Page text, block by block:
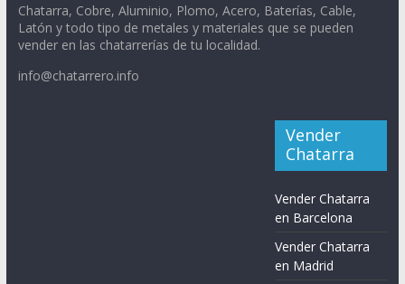
Chatarra, Cobre, Aluminio, Plomo, Acero, Baterías, Cable,
Latón y todo tipo de metales y materiales que se pueden
vender en las chatarrerías de tu localidad.
info@chatarrero.info
Vender
Chatarra
Vender Chatarra
en Barcelona
Vender Chatarra
en Madrid